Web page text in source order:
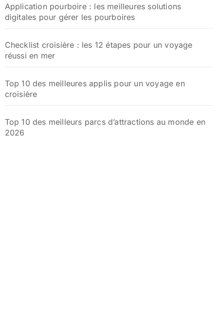
Application pourboire : les meilleures solutions
digitales pour gérer les pourboires
Checklist croisière : les 12 étapes pour un voyage
réussi en mer
Top 10 des meilleures applis pour un voyage en
croisière
Top 10 des meilleurs parcs d’attractions au monde en
2026